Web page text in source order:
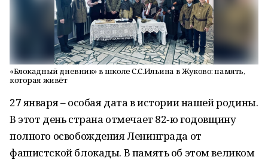
«Блокадный дневник» в школе С.С.Ильина в Жуково: память,
которая живёт
27 января – особая дата в истории нашей родины.
В этот день страна отмечает 82‑ю годовщину
полного освобождения Ленинграда от
фашистской блокады. В память об этом великом